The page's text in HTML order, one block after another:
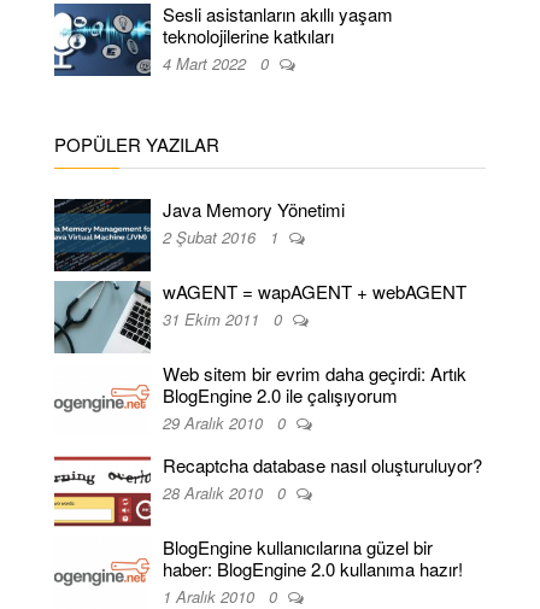
Sesli asistanların akıllı yaşam
teknolojilerine katkıları
4 Mart 2022 0
POPÜLER YAZILAR
Java Memory Yönetimi
2 Şubat 2016 1
wAGENT = wapAGENT + webAGENT
31 Ekim 2011 0
Web sitem bir evrim daha geçirdi: Artık
BlogEngine 2.0 ile çalışıyorum
29 Aralık 2010 0
Recaptcha database nasıl oluşturuluyor?
28 Aralık 2010 0
BlogEngine kullanıcılarına güzel bir
haber: BlogEngine 2.0 kullanıma hazır!
1 Aralık 2010 0